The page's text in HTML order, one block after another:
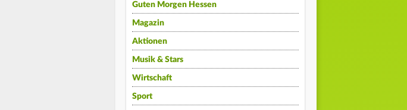
Guten Morgen Hessen
Magazin
Aktionen
Musik & Stars
Wirtschaft
Sport